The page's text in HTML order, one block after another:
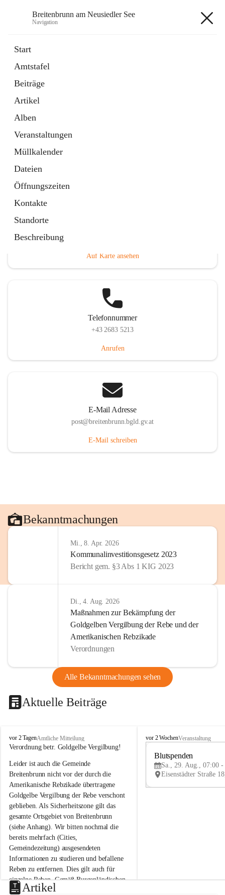
Breitenbrunn am Neusiedler See
Navigation
Start
Amtstafel
Beiträge
Artikel
Alben
Veranstaltungen
Müllkalender
Dateien
Öffnungszeiten
Kontakte
Standorte
Beschreibung
18 Schnellzugriffe
Gemeindeservice
Auf Karte ansehen
Telefonnummer
+43 2683 5213
Anrufen
E-Mail Adresse
post@breitenbrunn.bgld.gv.at
E-Mail schreiben
Bekanntmachungen
Mi., 8. Apr. 2026
Kommunalinvestitionsgesetz 2023
Bericht gem. §3 Abs 1 KIG 2023
Di., 4. Aug. 2026
Maßnahmen zur Bekämpfung der
Goldgelben Vergilbung der Rebe und der
Amerikanischen Rebzikade
Verordnungen
Alle Bekanntmachungen sehen
Aktuelle Beiträge
B
r
i
t
e
n
b
r
u
n
n
a
m
N
e
u
s
vor 2 TagenAmtliche Mitteilung
Verordnung betr. Goldgelbe Vergilbung!
Leider ist auch die Gemeinde
Breitenbrunn nicht vor der durch die
Amerikanische Rebzikade übertragene
Goldgelbe Vergilbung der Rebe verschont
geblieben. Als Sicherheitszone gilt das
gesamte Ortsgebiet von Breitenbrunn
(siehe Anhang). Wir bitten nochmal die
bereits mehrfach (Cities,
Gemeindezeitung) ausgesendeten
Informationen zu studieren und befallene
Reben zu entfernen. Dies gilt auch für
einzelne Reben. Gemäß Burgenländischen
Weinbaugesetz sind nicht gepflegte oder
B
e
u
vor 2 WochenVeranstaltung
Blutspenden
Sa., 29. Aug., 07:00 -
Artikel